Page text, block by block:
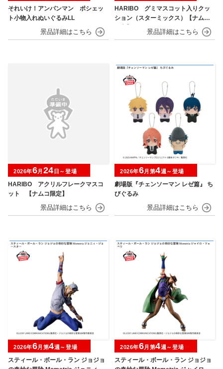
それいけ！アンパンマン ポシェッ
ト小物入れぬいぐるみLL
HARIBO グミマスコット入りクッ
ション（スターミックス）【ナムコ
HARIBO アクリルフレークマスコ
ット 【ナムコ限定】
2026年6月 24 日～登場
劇場版『チェンソーマン レゼ篇』 ち
びぐるみ
2026年6月第4週～登場
スティール・ボール・ラン ジョジョ
2026年6月第4週～登場
スティール・ボール・ラン ジョジョ
2026年6月第4週～登場